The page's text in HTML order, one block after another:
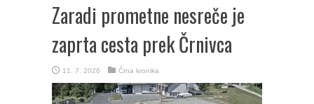
Zaradi prometne nesreče je
zaprta cesta prek Črnivca
11. 7. 2026 Črna kronika